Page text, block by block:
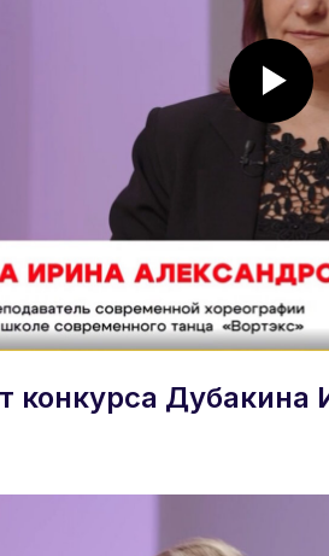
конкурса Дубакина